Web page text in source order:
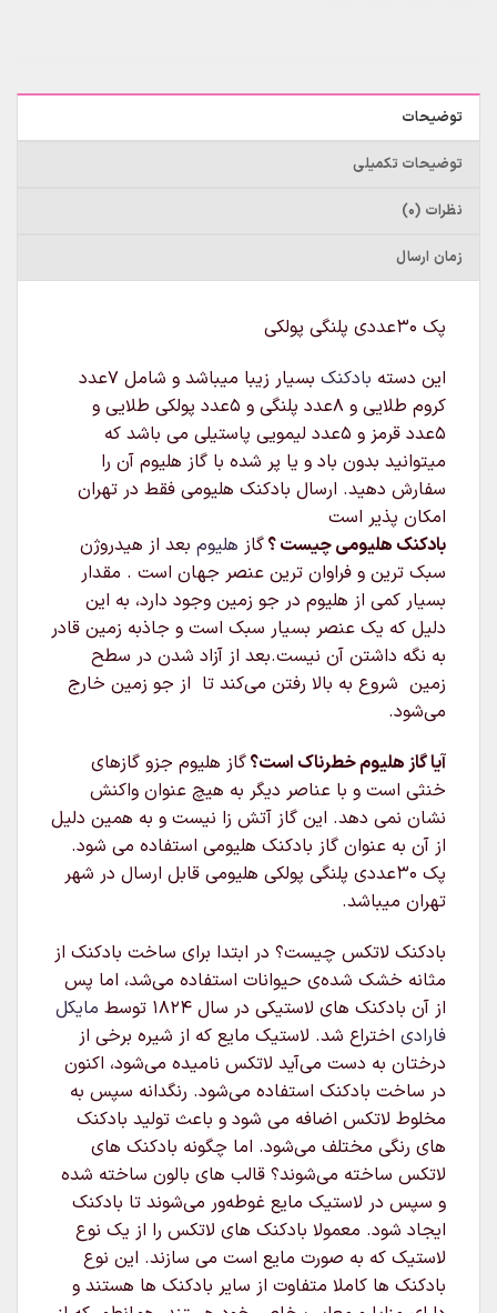
توضیحات
توضیحات تکمیلی
نظرات (0)
زمان ارسال
پک 30عددی پلنگی پولکی
این دسته بادکنک
بسیار زیبا میباشد و شامل 7عدد
کروم طلایی و 8عدد پلنگی و 5عدد پولکی طلایی و
5عدد قرمز و 5عدد لیمویی پاستیلی می باشد که
میتوانید بدون باد و یا پر شده با گاز هلیوم آن را
سفارش دهید. ارسال بادکنک هلیومی فقط در تهران
امکان پذیر است
بادکنک هلیومی چیست ؟گاز هلیوم بعد از هیدروژن
سبک‌ ترین و فراوان‌ ترین عنصر جهان است . مقدار
بسیار کمی از هلیوم در جو زمین وجود دارد، به این
دلیل که یک عنصر بسیار سبک است و جاذبه زمین قادر
به نگه داشتن آن نیست.بعد از آزاد شدن در سطح
زمین شروع به بالا رفتن می‌کند تا از جو زمین خارج
می‌شود.
آیا گاز هلیوم خطرناک است؟گاز هلیوم جزو گازهای
خنثی است و با عناصر دیگر به هیچ عنوان واکنش
نشان نمی دهد. این گاز آتش زا نیست و به همین دلیل
از آن به عنوان گاز بادکنک هلیومی استفاده می شود.
پک 30عددی پلنگی پولکی هلیومی قابل ارسال در شهر
تهران میباشد.
بادکنک لاتکس چیست؟ در ابتدا برای ساخت بادکنک از
مثانه خشک شده‌ی حیوانات استفاده می‌شد، اما پس
از آن بادکنک های لاستیکی در سال ۱۸۲۴ توسط
مایکل
فارادی اختراع شد. لاستیک مایع که از شیره برخی از
درختان به دست می‌آید لاتکس نامیده می‌شود، اکنون
در ساخت بادکنک استفاده می‌شود. رنگدانه سپس به
مخلوط لاتکس اضافه می شود و باعث تولید بادکنک
های رنگی مختلف می‌شود. اما چگونه بادکنک های
لاتکس ساخته می‌شوند؟ قالب های بالون ساخته شده
و سپس در لاستیک مایع غوطه‌ور می‌شوند تا بادکنک
ایجاد شود. معمولا بادکنک های لاتکس را از یک نوع
لاستیک که به صورت مایع است می سازند. این نوع
بادکنک ها کاملا متفاوت از سایر بادکنک ها هستند و